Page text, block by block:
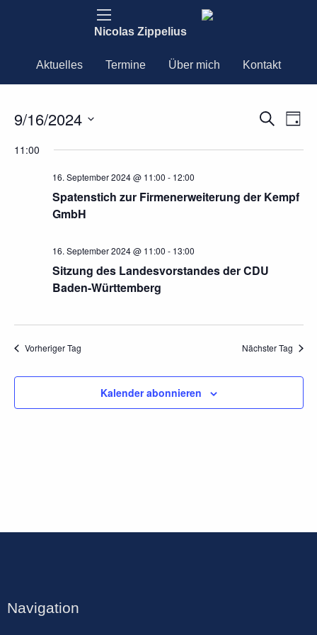
Nicolas Zippelius
Aktuelles Termine Über mich Kontakt
Suche
Suche
Tag
9/16/2024
wählen.
11:00
16. September 2024 @ 11:00 - 12:00
Spatenstich zur Firmenerweiterung der Kempf
GmbH
16. September 2024 @ 11:00 - 13:00
Sitzung des Landesvorstandes der CDU
Baden-Württemberg
Vorheriger Tag Nächster Tag
Kalender abonnieren
Navigation